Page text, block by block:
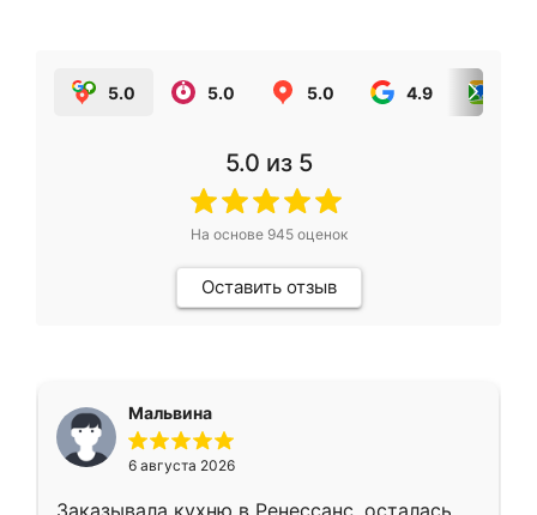
5.0 5.0 5.0 4.9
5.0 из 5
На основе 945оценок
Оставить отзыв
Мальвина
6 августа 2026
Заказывала кухню в Ренессанс, осталась